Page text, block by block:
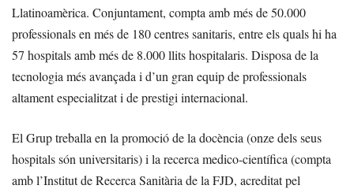
Llatinoamèrica. Conjuntament, compta amb més de 50.000
professionals en més de 180 centres sanitaris, entre els quals hi ha
57 hospitals amb més de 8.000 llits hospitalaris. Disposa de la
tecnologia més avançada i d’un gran equip de professionals
altament especialitzat i de prestigi internacional.
El Grup treballa en la promoció de la docència (onze dels seus
hospitals són universitaris) i la recerca medico-científica (compta
amb l’Institut de Recerca Sanitària de la FJD, acreditat pel